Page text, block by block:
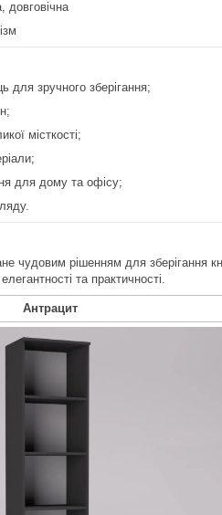
довговічна
для зручного зберігання;
місткості;
для дому та офісу;
чудовим рішенням для зберігання
та практичності.
Антрацит